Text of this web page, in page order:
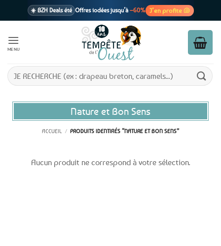
☀️ BZH Deals été Offres iodées jusqu’à –60% J’en profite 🐚
1 cadeau offertdès 39€ d’achats
En point relais dès 3,95€ seulement
MENU
Recherche
pour :
Nature et Bon Sens
ACCUEIL / PRODUITS IDENTIFIÉS “NATURE ET BON SENS”
Aucun produit ne correspond à votre sélection.